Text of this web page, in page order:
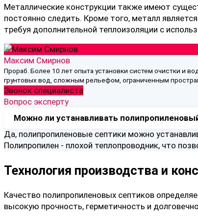
Металлические конструкции также имеют
постоянно следить. Кроме того, металл
требуя дополнительной теплоизоляции с
Максим Смирнов
Прораб. Более 10 лет опыта установки систем очистки и
грунтовых вод, сложным рельефом, ограниченным
Звонок специалиста
Вопрос эксперту
Можно ли устанавливать
Да, полипропиленовые септики можно
Полипропилен - плохой теплопроводник, что
Технология производства и
Качество полипропиленовых септиков
высокую прочность, герметичность и